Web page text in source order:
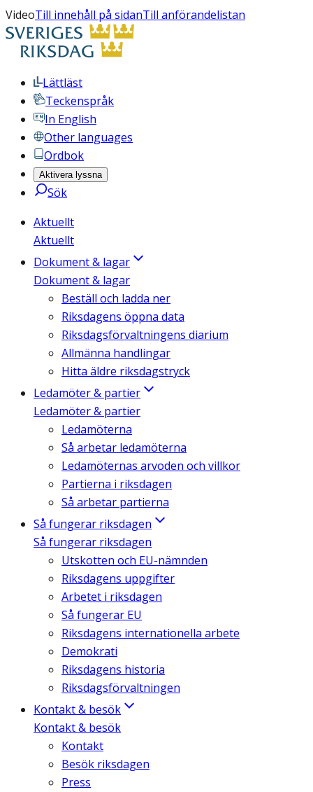
VideoTill innehåll på sidanTill anförandelistan
Lättläst
Teckenspråk
In English
Other languages
Ordbok
Aktivera lyssna
Sök
Aktuellt
Aktuellt
Dokument & lagar
Dokument & lagar
Beställ och ladda ner
Riksdagens öppna data
Riksdagsförvaltningens diarium
Allmänna handlingar
Hitta äldre riksdagstryck
Ledamöter & partier
Ledamöter & partier
Ledamöterna
Så arbetar ledamöterna
Ledamöternas arvoden och villkor
Partierna i riksdagen
Så arbetar partierna
Så fungerar riksdagen
Så fungerar riksdagen
Utskotten och EU-nämnden
Riksdagens uppgifter
Arbetet i riksdagen
Så fungerar EU
Riksdagens internationella arbete
Demokrati
Riksdagens historia
Riksdagsförvaltningen
Kontakt & besök
Kontakt & besök
Kontakt
Besök riksdagen
Press